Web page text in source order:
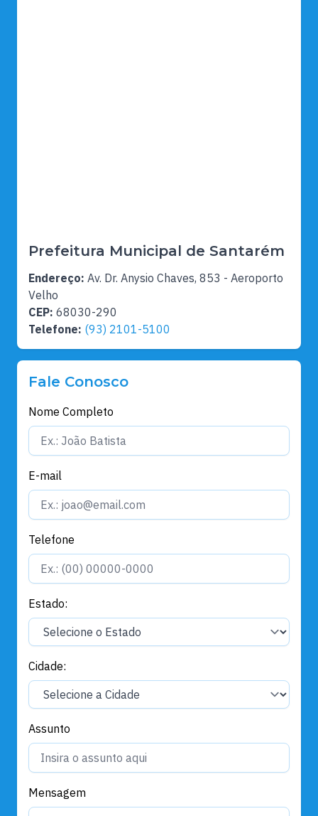
Prefeitura Municipal de Santarém
Endereço: Av. Dr. Anysio Chaves, 853 - Aeroporto
Velho
CEP: 68030-290
Telefone: (93) 2101-5100
Fale Conosco
Nome Completo
E-mail
Telefone
Estado:
Cidade:
Assunto
Mensagem